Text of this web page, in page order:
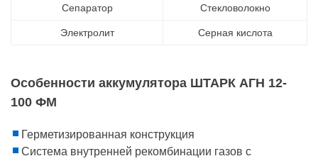
Сепаратор Стекловолокно
Электролит Серная кислота
Особенности аккумулятора ШТАРК АГН 12-
100 ФМ
Герметизированная конструкция
Система внутренней рекомбинации газов с